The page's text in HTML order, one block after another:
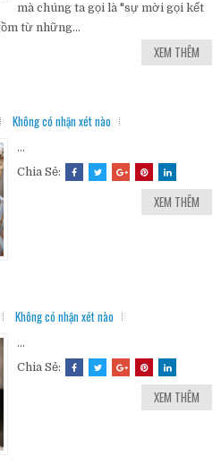
mà chúng ta gọi là "sự mời gọi kết
từ những...
XEM THÊM
Không có nhận xét nào
...
Chia Sẻ:
XEM THÊM
Không có nhận xét nào
...
Chia Sẻ:
XEM THÊM